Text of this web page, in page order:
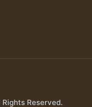
Reserved.